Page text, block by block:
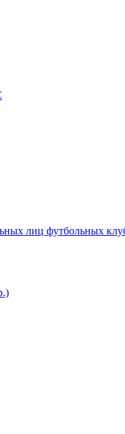
лиц футбольных